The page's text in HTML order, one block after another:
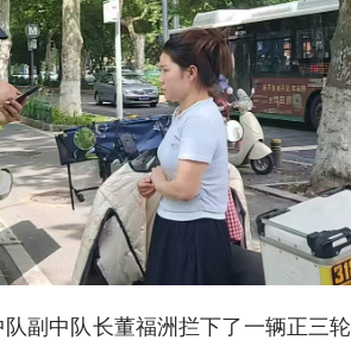
副中队长董福洲拦下了一辆正三